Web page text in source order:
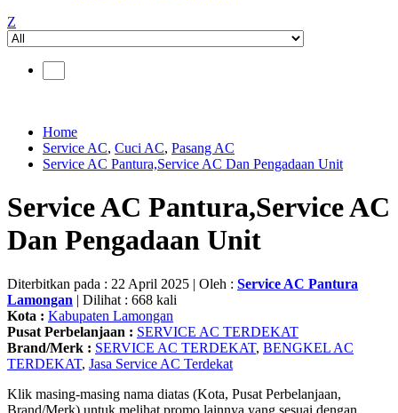
Z
Home
Service AC, Cuci AC, Pasang AC
Service AC Pantura,Service AC Dan Pengadaan Unit
Service AC Pantura,Service AC
Dan Pengadaan Unit
Diterbitkan pada : 22 April 2025 | Oleh : Service AC Pantura
Lamongan | Dilihat : 668 kali
Kota : Kabupaten Lamongan
Pusat Perbelanjaan : SERVICE AC TERDEKAT
Brand/Merk : SERVICE AC TERDEKAT, BENGKEL AC
TERDEKAT, Jasa Service AC Terdekat
Klik masing-masing nama diatas (Kota, Pusat Perbelanjaan,
Brand/Merk) untuk melihat promo lainnya yang sesuai dengan